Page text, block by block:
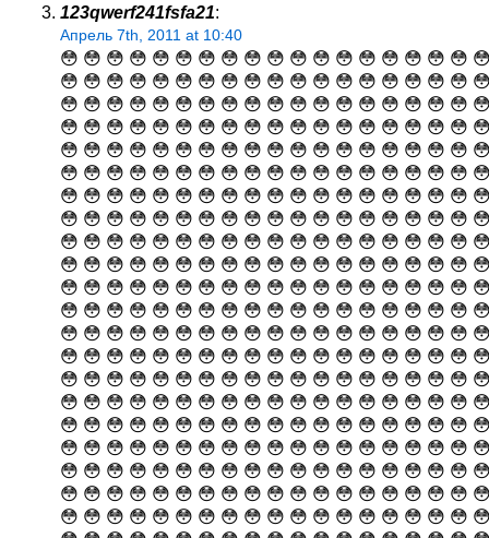
123qwerf241fsfa21:
Апрель 7th, 2011 at 10:40
😳 😳 😳 😳 😳 😳 😳 😳 😳 😳 😳 😳 😳 😳 😳 😳 😳 😳 😳 😳 😳 😳 😳 😳 😳 😳 😳 😳 😳 😳 😳 😳 😳 😳 😳 😳 😳 😳 😳 😳 😳 😳 😳 😳 😳 😳 😳 😳 😳 😳 😳 😳 😳 😳 😳 😳 😳 😳 😳 😳 😳 😳 😳 😳 😳 😳 😳 😳 😳 😳 😳 😳 😳 😳 😳 😳 😳 😳 😳 😳 😳 😳 😳 😳 😳 😳 😳 😳 😳 😳 😳 😳 😳 😳 😳 😳 😳 😳 😳 😳 😳 😳 😳 😳 😳 😳 😳 😳 😳 😳 😳 😳 😳 😳 😳 😳 😳 😳 😳 😳 😳 😳 😳 😳 😳 😳 😳 😳 😳 😳 😳 😳 😳 😳 😳 😳 😳 😳 😳 😳 😳 😳 😳 😳 😳 😳 😳 😳 😳 😳 😳 😳 😳 😳 😳 😳 😳 😳 😳 😳 😳 😳 😳 😳 😳 😳 😳 😳 😳 😳 😳 😳 😳 😳 😳 😳 😳 😳 😳 😳 😳 😳 😳 😳 😳 😳 😳 😳 😳 😳 😳 😳 😳 😳 😳 😳 😳 😳 😳 😳 😳 😳 😳 😳 😳 😳 😳 😳 😳 😳 😳 😳 😳 😳 😳 😳 😳 😳 😳 😳 😳 😳 😳 😳 😳 😳 😳 😳 😳 😳 😳 😳 😳 😳 😳 😳 😳 😳 😳 😳 😳 😳 😳 😳 😳 😳 😳 😳 😳 😳 😳 😳 😳 😳 😳 😳 😳 😳 😳 😳 😳 😳 😳 😳 😳 😳 😳 😳 😳 😳 😳 😳 😳 😳 😳 😳 😳 😳 😳 😳 😳 😳 😳 😳 😳 😳 😳 😳 😳 😳 😳 😳 😳 😳 😳 😳 😳 😳 😳 😳 😳 😳 😳 😳 😳 😳 😳 😳 😳 😳 😳 😳 😳 😳 😳 😳 😳 😳 😳 😳 😳 😳 😳 😳 😳 😳 😳 😳 😳 😳 😳 😳 😳 😳 😳 😳 😳 😳 😳 😳 😳 😳 😳 😳 😳 😳 😳 😳 😳 😳 😳 😳 😳 😳 😳 😳 😳 😳 😳 😳 😳 😳 😳 😳 😳 😳 😳 😳 😳 😳 😳 😳 😳 😳 😳 😳 😳 😳 😳 😳 😳 😳 😳 😳 😳 😳 😳 😳 😳 😳 😳 😳 😳 😳 😳 😳 😳 😳 😳 😳 😳 😳 😳 😳 😳 😳 😳 😳 😳 😳 😳 😳 😳 😳 😳 😳 😳 😳 😳 😳 😳 😳 😳 😳 😳 😳 😳 😳 😳 😳 😳 😳 😳 😳 😳 😳 😳 😳 😳 😳 😳 😳 😳 😳 😳 😳 😳 😳 😳 😳 😳 😳 😳 😳 😳 😳 😳 😳 😳 😳 😳 😳 😳 😳 😳 😳 😳 😳 😳 😳 😳 😳 😳 😳 😳 😳 😳 😳 😳 😳 😳 😳 😳 😳 😳 😳 😳 😳 😳 😳 😳 😳 😳 😳 😳 😳 😳 😳 😳 😳 😳 😳 😳 😳 😳 😳 😳 😳 😳 😳 😳 😳 😳 😳 😳 😳 😳 😳 😳 😳 😳 😳 😳 😳 😳 😳 😳 😳 😳 😳 😳 😳 😳 😳 😳 😳 😳 😳 😳 😳 😳 😳 😳 😳 😳 😳 😳 😳 😳 😳 😳 😳 😳 😳 😳 😳 😳 😳 😳 😳 😳 😳 😳 😳 😳 😳 😳 😳 😳 😳 😳 😳 😳 😳 😳 😳 😳 😳 😳 😳 😳 😳 😳 😳 😳 😳 😳 😳 😳 😳 😳 😳 😳 😳 😳 😳 😳 😳 😳 😳 😳 😳 😳 😳 😳 😳 😳 😳 😳 😳 😳 😳 😳 😳 😳 😳 😳 😳 😳 😳 😳 😳 😳 😳 😳 😳 😳 😳 😳 😳 😳 😳 😳 😳 😳 😳 😳 😳 😳 😳 😳 😳 😳 😳 😳 😳 😳 😳 😳 😳 😳 😳 😳 😳 😳 😳 😳 😳 😳 😳 😳 😳 😳 😳 😳 😳 😳 😳 😳 😳 😳 😳 😳 😳 😳 😳 😳 😳 😳 😳 😳 😳 😳 😳 😳 😳 😳 😳 😳 😳 😳 😳 😳 😳 😳 😳 😳 😳 😳 😳 😳 😳 😳 😳 😳 😳 😳 😳 😳 😳 😳 😳 😳 😳 😳 😳 😳 😳 😳 😳 😳 😳 😳 😳 😳 😳 😳 😳 😳 😳 😳 😳 😳 😳 😳 😳 😳 😳 😳 😳 😳 😳 😳 😳 😳 😳 😳 😳 😳 😳 😳 😳 😳 😳 😳 😳 😳 😳 😳 😳 😳 😳 😳 😳 😳 😳 😳 😳 😳 😳 😳 😳 😳 😳 😳 😳 😳 😳 😳 😳 😳 😳 😳 😳 😳 😳 😳 😳 😳 😳 😳 😳 😳 😳 😳 😳 😳 😳 😳 😳 😳 😳 😳 😳 😳 😳 😳 😳 😳 😳 😳 😳 😳 😳 😳 😳 😳 😳 😳 😳 😳 😳 😳 😳 😳 😳 😳 😳 😳 😳 😳 😳 😳 😳 😳 😳 😳 😳 😳 😳 😳 😳 😳 😳 😳 😳 😳 😳 😳 😳 😳 😳 😳 😳 😳 😳 😳 😳 😳 😳 😳 😳 😳 😳 😳 😳 😳 😳 😳 😳 😳 😳 😳 😳 😳 😳 😳 😳 😳 😳 😳 😳 😳 😳 😳 😳 😳 😳 😳 😳 😳 😳 😳 😳 😳 😳 😳 😳 😳 😳 😳 😳 😳 😳 😳 😳 😳 😳 😳 😳 😳 😳 😳 😳 😳 😳 😳 😳 😳 😳 😳 😳 😳 😳 😳 😳 😳 😳 😳 😳 😳 😳 😳 😳 😳 😳 😳 😳 😳 😳 😳 😳 😳 😳 😳 😳 😳 😳 😳 😳 😳 😳 😳 😳 😳 😳 😳 😳 😳 😳 😳 😳 😳 😳 😳 😳 😳 😳 😳 😳 😳 😳 😳 😳 😳 😳 😳 😳 😳 😳 😳 😳 😳 😳 😳 😳 😳 😳 😳 😳 😳 😳 😳 😳 😳 😳 😳 😳 😳 😳 😳 😳 😳 😳 😳 😳 😳 😳 😳 😳 😳 😳 😳 😳 😳 😳 😳 😳 😳 😳 😳 😳 😳 😳 😳 😳 😳 😳 😳 😳 😳 😳 😳 😳 😳 😳 😳 😳 😳 😳 😳 😳 😳 😳 😳 😳 😳 😳 😳 😳 😳 😳 😳 😳 😳 😳 😳 😳 😳 😳 😳 😳 😳 😳 😳 😳 😳 😳 😳 😳 😳 😳 😳 😳 😳 😳 😳 😳 😳 😳 😳 😳 😳 😳 😳 😳 😳 😳 😳 😳 😳 😳 😳 😳 😳 😳 😳 😳 😳 😳 😳 😳 😳 😳 😳 😳 😳 😳 😳 😳 😳 😳 😳 😳 😳 😳 😳 😳 😳 😳 😳 😳 😳 😳 😳 😳 😳 😳 😳 😳 😳 😳 😳 😳 😳 😳 😳 😳 😳 😳 😳 😳 😳 😳 😳 😳 😳 😳 😳 😳 😳 😳 😳 😳 😳 😳 😳 😳 😳 😳 😳 😳 😳 😳 😳 😳 😳 😳 😳 😳 😳 😳 😳 😳 😳 😳 😳 😳 😳 😳 😳 😳 😳 😳 😳 😳 😳 😳 😳 😳 😳 😳 😳 😳 😳 😳 😳 😳 😳 😳 😳 😳 😳 😳 😳 😳 😳 😳 😳 😳 😳 😳 😳 😳 😳 😳 😳 😳 😳 😳 😳 😳 😳 😳 😳 😳 😳 😳 😳 😳 😳 😳 😳 😳 😳 😳 😳 😳 😳 😳 😳 😳 😳 😳 😳 😳 😳 😳 😳 😳 😳 😳 😳 😳 😳 😳 😳 😳 😳 😳 😳 😳 😳 😳 😳 😳 😳 😳 😳 😳 😳 😳 😳 😳 😳 😳 😳 😳 😳 😳 😳 😳 😳 😳 😳 😳 😳 😳 😳 😳 😳 😳 😳 😳 😳 😳 😳 😳 😳 😳 😳 😳 😳 😳 😳 😳 😳 😳 😳 😳 😳 😳 😳 😳 😳 😳 😳 😳 😳 😳 😳 😳 😳 😳 😳 😳 😳 😳 😳 😳 😳 😳 😳 😳 😳 😳 😳 😳 😳 😳 😳 😳 😳 😳 😳 😳 😳 😳 😳 😳 😳 😳 😳 😳 😳 😳 😳 😳 😳 😳 😳 😳 😳 😳 😳 😳 😳 😳 😳 😳 😳 😳 😳 😳 😳 😳 😳 😳 😳 😳 😳 😳 😳 😳 😳 😳 😳 😳 😳 😳 😳 😳 😳 😳 😳 😳 😳 😳 😳 😳 😳 😳 😳 😳 😳 😳 😳 😳 😳 😳 😳 😳 😳 😳 😳 😳 😳 😳 😳 😳 😳 😳 😳 😳 😳 😳 😳 😳 😳 😳 😳 😳 😳 😳 😳 😳 😳 😳 😳 😳 😳 😳 😳 😳 😳 😳 😳 😳 😳 😳 😳 😳 😳 😳 😳 😳 😳 😳 😳 😳 😳 😳 😳 😳 😳 😳 😳 😳 😳 😳 😳 😳 😳 😳 😳 😳 😳 😳 😳 😳 😳 😳 😳 😳 😳 😳 😳 😳 😳 😳 😳 😳 😳 😳 😳 😳 😳 😳 😳 😳 😳 😳 😳 😳 😳 😳 😳 😳 😳 😳 😳 😳 😳 😳 😳 😳 😳 😳 😳 😳 😳 😳 😳 😳 😳 😳 😳 😳 😳 😳 😳 😳 😳 😳 😳 😳 😳 😳 😳 😳 😳 😳 😳 😳 😳 😳 😳 😳 😳 😳 😳 😳 😳 😳 😳 😳 😳 😳 😳 😳 😳 😳 😳 😳 😳 😳 😳 😳 😳 😳 😳 😳 😳 😳 😳 😳 😳 😳 😳 😳 😳 😳 😳 😳 😳 😳 😳 😳 😳 😳 😳 😳 😳 😳 😳 😳 😳 😳 😳 😳 😳 😳 😳 😳 😳 😳 😳 😳 😳 😳 😳 😳 😳 😳 😳 😳 😳 😳 😳 😳 😳 😳 😳 😳 😳 😳 😳 😳 😳 😳 😳 😳 😳 😳 😳 😳 😳 😳 😳 😳 😳 😳 😳 😳 😳 😳 😳 😳 😳 😳 😳 😳 😳 😳 😳 😳 😳 😳 😳 😳 😳 😳 😳 😳 😳 😳 😳 😳 😳 😳 😳 😳 😳 😳 😳 😳 😳 😳 😳 😳 😳 😳 😳 😳 😳 😳 😳 😳 😳 😳 😳 😳 😳 😳 😳 😳 😳 😳 😳 😳 😳 😳 😳 😳 😳 😳 😳 😳 😳 😳 😳 😳 😳 😳 😳 😳 😳 😳 😳 😳 😳 😳 😳 😳 😳 😳 😳 😳 😳 😳 😳 😳 😳 😳 😳 😳 😳 😳 😳 😳 😳 😳 😳 😳 😳 😳 😳 😳 😳 😳 😳 😳 😳 😳 😳 😳 😳 😳 😳 😳 😳 😳 😳 😳 😳 😳 😳 😳 😳 😳 😳 😳 😳 😳 😳 😳 😳 😳 😳 😳 😳 😳 😳 😳 😳 😳 😳 😳 😳 😳 😳 😳 😳 😳 😳 😳 😳 😳 😳 😳 😳 😳 😳 😳 😳 😳 😳 😳 😳 😳 😳 😳 😳 😳 😳 😳 😳 😳 😳 😳 😳 😳 😳 😳 😳 😳 😳 😳 😳 😳 😳 😳 😳 😳 😳 😳 😳 😳 😳 😳 😳 😳 😳 😳 😳 😳 😳 😳 😳 😳 😳 😳 😳 😳 😳 😳 😳 😳 😳 😳 😳 😳 😳 😳 😳 😳 😳 😳 😳 😳 😳 😳 😳 😳 😳 😳 😳 😳 😳 😳 😳 😳 😳 😳 😳 😳 😳 😳 😳 😳 😳 😳 😳 😳 😳 😳 😳 😳 😳 😳 😳 😳 😳 😳 😳 😳 😳 😳 😳 😳 😳 😳 😳 😳 😳 😳 😳 😳 😳 😳 😳 😳 😳 😳 😳 😳 😳 😳 😳 😳 😳 😳 😳 😳 😳 😳 😳 😳 😳 😳 😳 😳 😳 😳 😳 😳 😳 😳 😳 😳 😳 😳 😳 😳 😳 😳 😳 😳 😳 😳 😳 😳 😳 😳 😳 😳 😳 😳 😳 😳 😳 😳 😳 😳 😳 😳 😳 😳 😳 😳 😳 😳 😳 😳 😳 😳 😳 😳 😳 😳 😳 😳 😳 😳 😳 😳 😳 😳 😳 😳 😳 😳 😳 😳 😳 😳 😳 😳 😳 😳 😳 😳 😳 😳 😳 😳 😳 😳 😳 😳 😳 😳 😳 😳 😳 😳 😳 😳 😳 😳 😳 😳 😳 😳 😳 😳 😳 😳 😳 😳 😳 😳 😳 😳 😳 😳 😳 😳 😳 😳 😳 😳 😳 😳 😳 😳 😳 😳 😳 😳 😳 😳 😳 😳 😳 😳 😳 😳 😳 😳 😳 😳 😳 😳 😳 😳 😳 😳 😳 😳 😳 😳 😳 😳 😳 😳 😳 😳 😳 😳 😳 😳 😳 😳 😳 😳 😳 😳 😳 😳 😳 😳 😳 😳 😳 😳 😳 😳 😳 😳 😳 😳 😳 😳 😳 😳 😳 😳 😳 😳